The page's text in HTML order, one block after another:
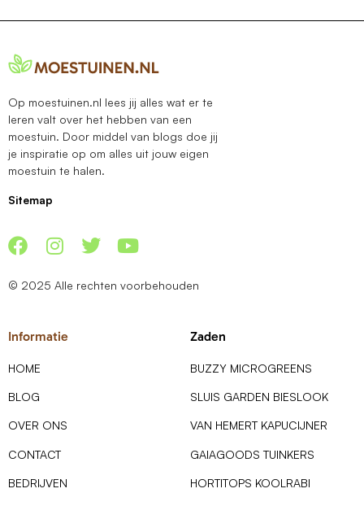
Op moestuinen.nl lees jij alles wat er te
leren valt over het hebben van een
moestuin. Door middel van blogs doe jij
je inspiratie op om alles uit jouw eigen
moestuin te halen.
Sitemap
© 2025 Alle rechten voorbehouden
Informatie
HOME
BLOG
OVER ONS
CONTACT
BEDRIJVEN
Zaden
BUZZY MICROGREENS
SLUIS GARDEN BIESLOOK
VAN HEMERT KAPUCIJNER
GAIAGOODS TUINKERS
HORTITOPS KOOLRABI